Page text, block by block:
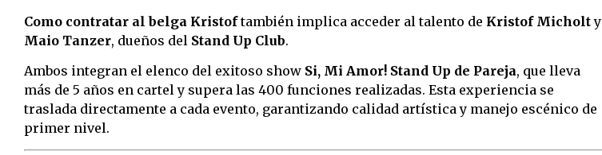
Como contratar al belga Kristoftambién implica acceder al talento de Kristof Micholty
Maio Tanzer, dueños del Stand Up Club.
Ambos integran el elenco del exitoso show Si, Mi Amor! Stand Up de Pareja, que lleva
más de 5 años en cartel y supera las 400 funciones realizadas. Esta experiencia se
traslada directamente a cada evento, garantizando calidad artística y manejo escénico de
primer nivel.